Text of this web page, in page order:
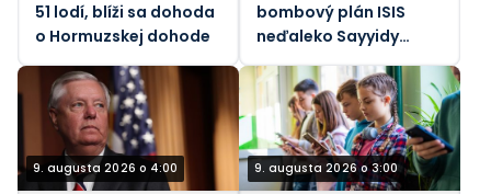
51 lodí, blíži sa dohoda
o Hormuzskej dohode
bombový plán ISIS
neďaleko Sayyidy
Zainab
9. augusta 2026 o 4:00 9. augusta 2026 o 3:00